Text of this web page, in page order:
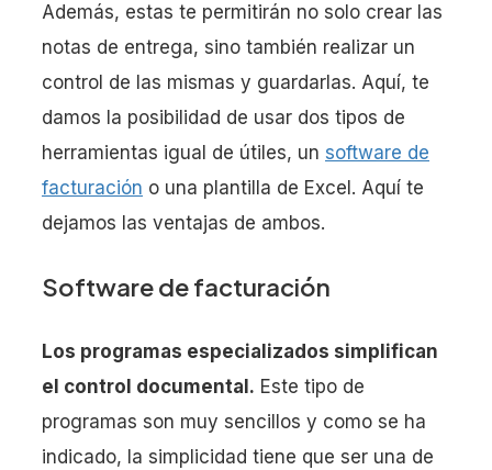
Además, estas te permitirán no solo crear las
notas de entrega, sino también realizar un
control de las mismas y guardarlas. Aquí, te
damos la posibilidad de usar dos tipos de
herramientas igual de útiles, un software de
facturación o una plantilla de Excel. Aquí te
dejamos las ventajas de ambos.
Software de facturación
Los programas especializados simplifican
el control documental. Este tipo de
programas son muy sencillos y como se ha
indicado, la simplicidad tiene que ser una de